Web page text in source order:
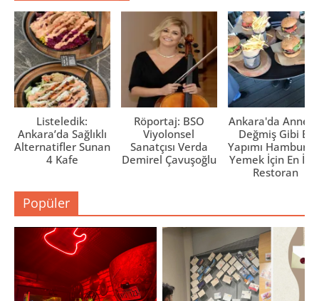
Listeledik:
Ankara’da Sağlıklı
Alternatifler Sunan
4 Kafe
Röportaj: BSO
Viyolonsel
Sanatçısı Verda
Demirel Çavuşoğlu
Ankara'da Anne
Değmiş Gibi Ev
Yapımı
Yemek İçin En İyi
Restoran
Popüler